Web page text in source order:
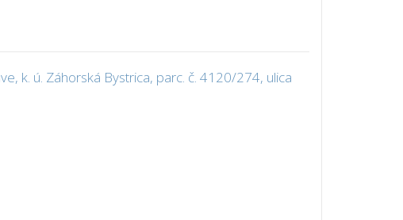
k. ú. Záhorská Bystrica, parc. č. 4120/274, ulica